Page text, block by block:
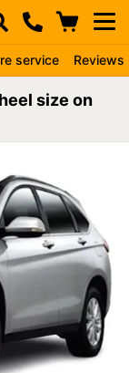
service Reviews
size on